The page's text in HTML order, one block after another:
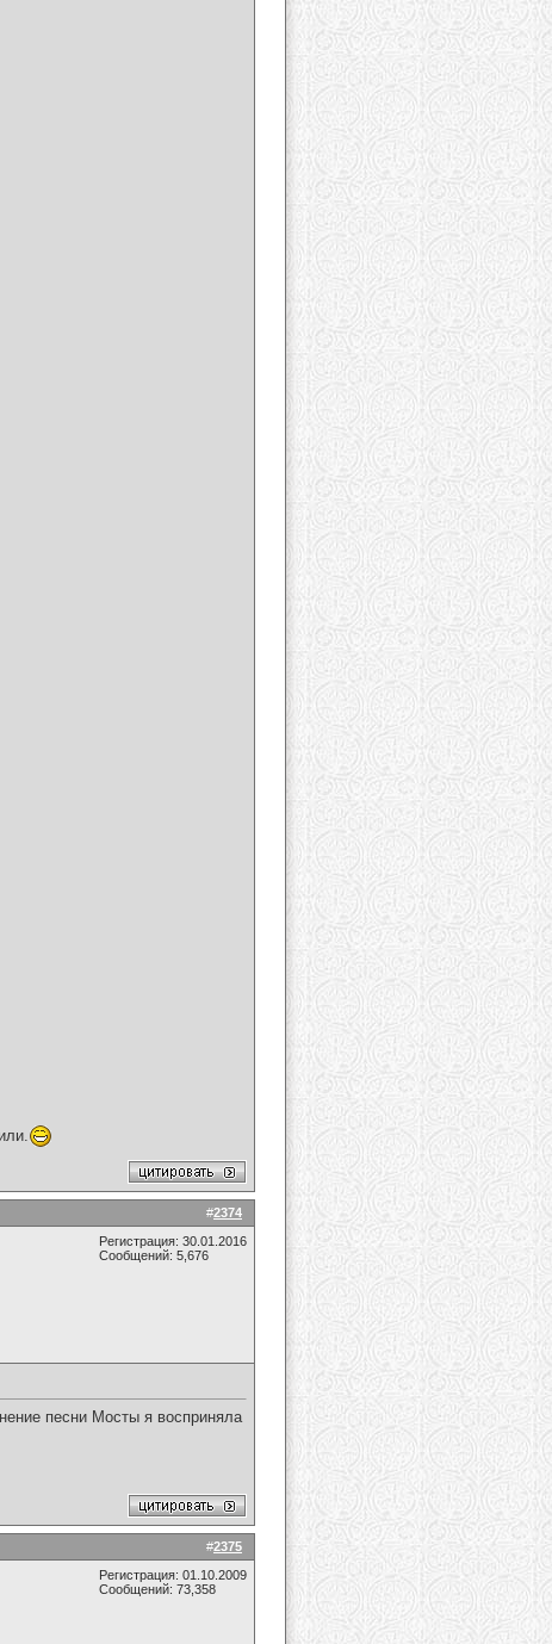
#2374
Регистрация: 30.01.2016
Сообщений: 5,676
песни Мосты я восприняла
#2375
Регистрация: 01.10.2009
Сообщений: 73,358